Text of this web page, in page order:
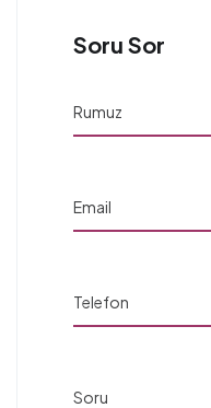
Soru Sor
Rumuz
Email
Telefon
Soru